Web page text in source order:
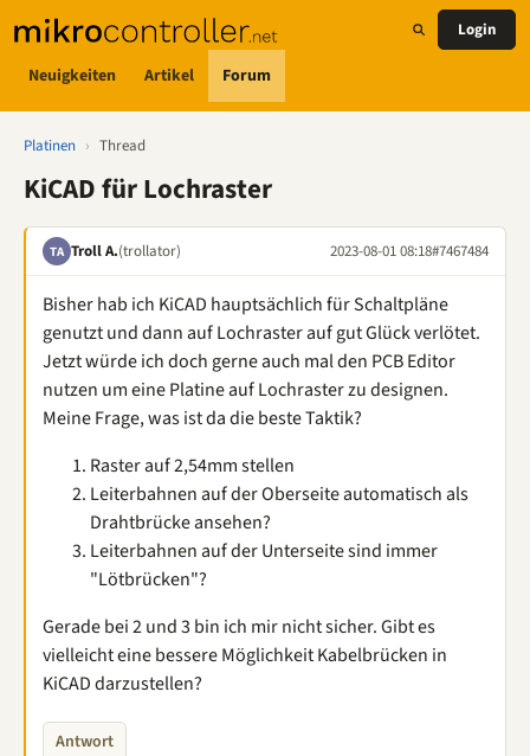
Neuigkeiten Artikel Forum
Login
Platinen › Thread
KiCAD für Lochraster
TA Troll A.(trollator) 2023-08-01 08:18#7467484
Bisher hab ich KiCAD hauptsächlich für Schaltpläne
genutzt und dann auf Lochraster auf gut Glück verlötet.
Jetzt würde ich doch gerne auch mal den PCB Editor
nutzen um eine Platine auf Lochraster zu designen.
Meine Frage, was ist da die beste Taktik?
Raster auf 2,54mm stellen
Leiterbahnen auf der Oberseite automatisch als
Drahtbrücke ansehen?
Leiterbahnen auf der Unterseite sind immer
"Lötbrücken"?
Gerade bei 2 und 3 bin ich mir nicht sicher. Gibt es
vielleicht eine bessere Möglichkeit Kabelbrücken in
KiCAD darzustellen?
Antwort